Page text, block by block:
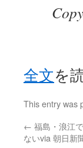
全文を
This entry was
← 福島・浪江
ないvia 朝日新